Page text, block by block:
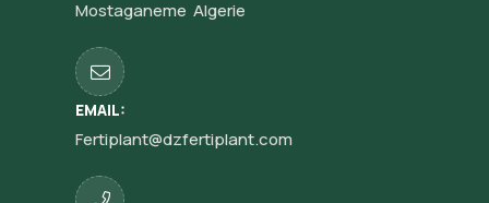
Mostaganeme Algerie
EMAIL:
Fertiplant@dzfertiplant.com